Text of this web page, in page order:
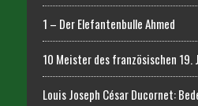
1 – Der Elefantenbulle Ahmed
10 Meister des französischen 19.
Louis Joseph César Ducornet: